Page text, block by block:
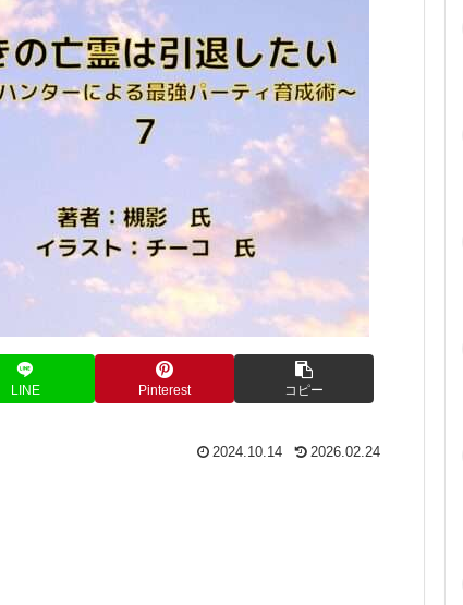
LINE Pinterest コピー
2024.10.14 2026.02.24